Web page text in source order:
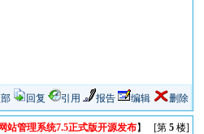
回复 引用 报告 编辑 删除
站管理系统7.5正式版开源发布】 [第 5楼]